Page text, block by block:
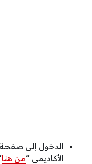
الدخول إلى صفحة
الأكاديمي “من هنا